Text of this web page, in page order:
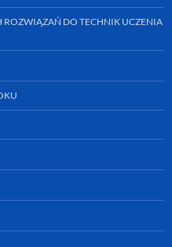
ROZWIĄZAŃ DO TECHNIK UCZENIA